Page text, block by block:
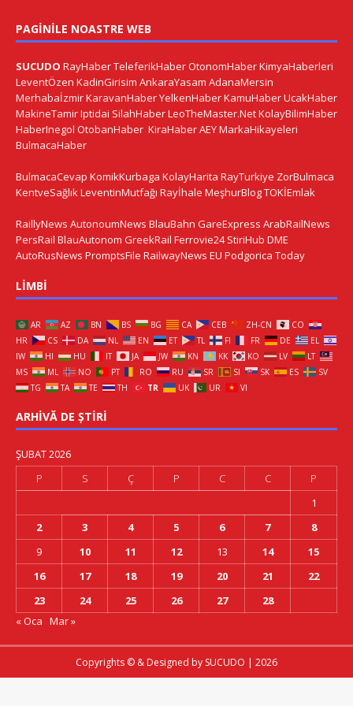
PAGINILE NOASTRE WEB
SUCUDO RayHaberTeleferikHaberOtonomHaberKimyaHaberleri
LeventÖzen KadinGirisim AnkaraYasam AdanaMersin
MerhabaİzmirKaravanHaberYelkenHaberKamuHaberUcakHaber
MakineTamirIptidai SilahHaberLeoTheMaster.NetKolayBilimHaber
HaberInegol OtobanHaber KiraHaberAEYMarkaHikayeleri
BulmacaHaber
BulmacaCevap KomikKurbaga KolayHarita RayTurkiye ZorBulmaca
KentveSağlıkLeventinMutfağı Rayİhale MeşhurBlogTOKİEmlak
RaillyNews AutonoumNews BlauBahn GareExpress ArabRailNews
PersRail BlauAutonom GreekRail Ferrovie24 StiriHub DME
AutoRusNews PromptsFile RailwayNews EU Podgorica Today
LIMBI
AR AZ BN BS BG CA CEB ZH-CN
CO
HR
CS DA NL EN ET TL FI FR DE
EL
IW
HI HU IT JA JW KN KK KO LV
LT
MS
ML NO PT RO RU SR SI SK ES
SV
TG
TA TE TH TR UK UR VI
ARHIVĂ DE ȘTIRI
ŞUBAT 2026
P
S Ç P C C
P
1
2
3 4 5 6 7
8
9
10 11 12 13 14
15
16
17 18 19 20 21
22
23
24 25 26 27
28
« Oca Mar »
Copyrights © & Designed by SUCUDO | 2026